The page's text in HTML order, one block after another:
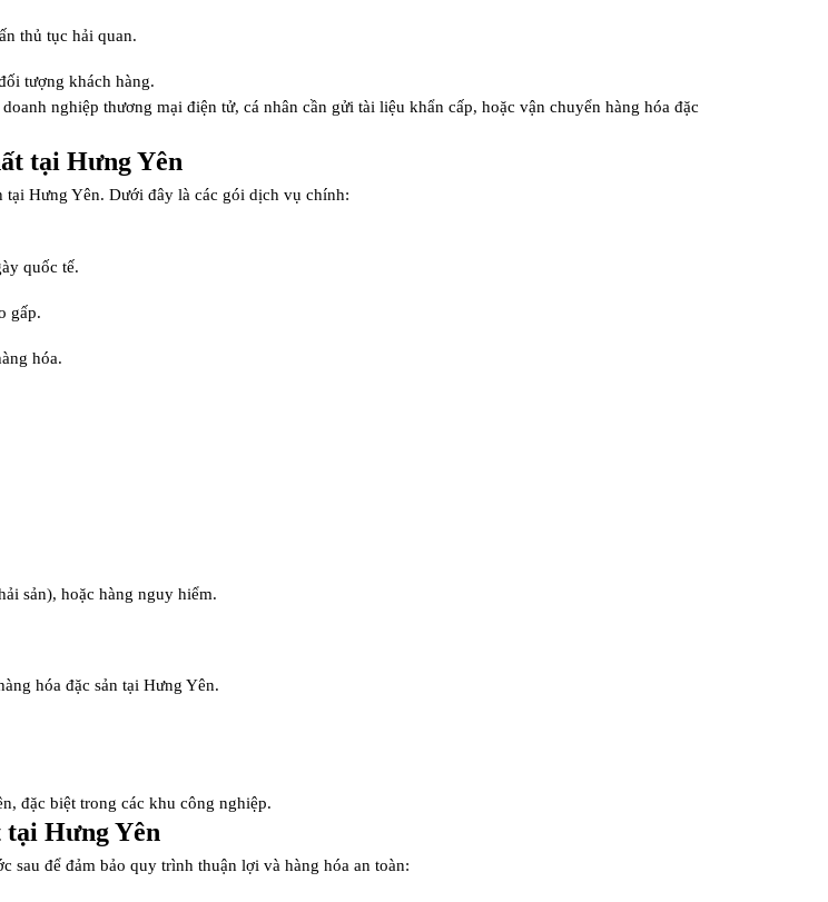
thủ tục hải quan.
tượng khách hàng.
nghiệp thương mại điện tử, cá nhân cần gửi tài liệu khẩn cấp, hoặc vận chuyển hàng hóa đặc
tại Hưng Yên
Hưng Yên. Dưới đây là các gói dịch vụ chính:
quốc tế.
gấp.
hóa.
sản), hoặc hàng nguy hiểm.
hóa đặc sản tại Hưng Yên.
đặc biệt trong các khu công nghiệp.
Hưng Yên
sau để đảm bảo quy trình thuận lợi và hàng hóa an toàn: